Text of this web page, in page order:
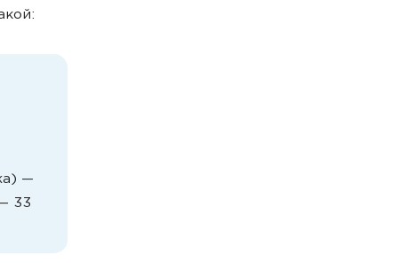
—
33